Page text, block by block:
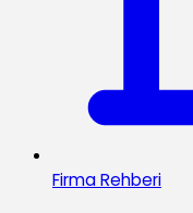
Firma Rehberi